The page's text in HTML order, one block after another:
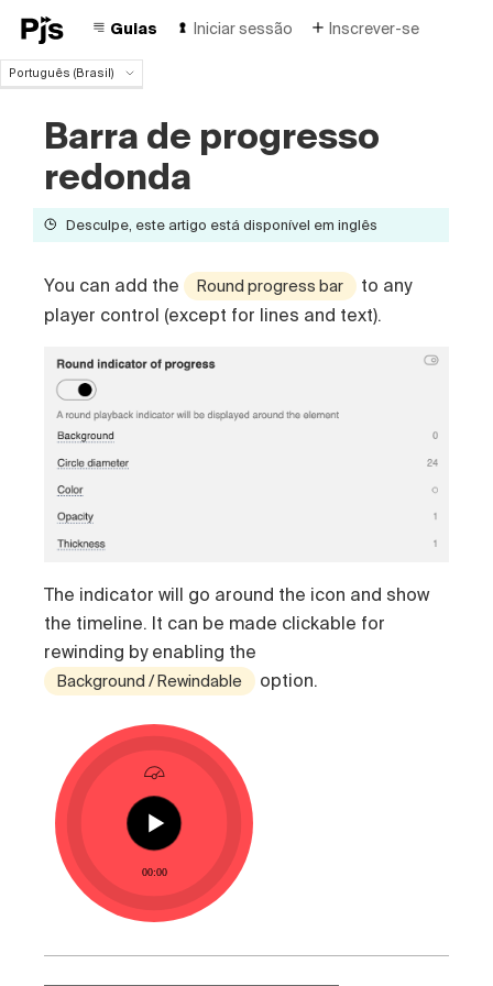
Guias Iniciar sessão Inscrever-se
Português (Brasil)
English
Español
Deutsch
Italiano
Русский
Barra de progresso
redonda
Desculpe, este artigo está disponível em inglês
You can add the Round progress bar
to any
player control (except for lines and text).
The indicator will go around the icon and show
the timeline. It can be made clickable for
rewinding by enabling the
Background / Rewindable option.
00:00